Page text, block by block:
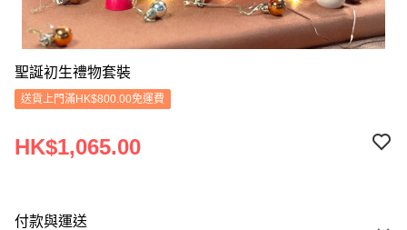
聖誕初生禮物套裝
送貨上門滿HK$800.00免運費
HK$1,065.00
付款與運送